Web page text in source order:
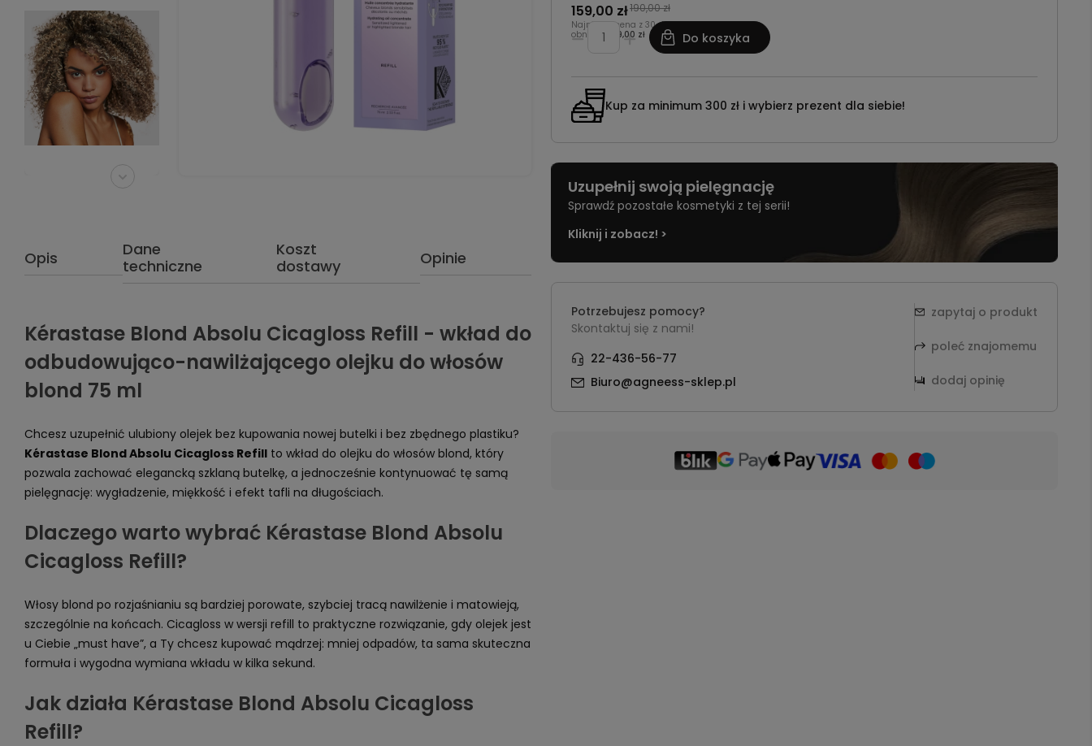
Opis
Dane
techniczne
Koszt
dostawy
Opinie
Kérastase Blond Absolu Cicagloss Refill - wkład do
odbudowująco-nawilżającego olejku do włosów
blond 75 ml
Chcesz uzupełnić ulubiony olejek bez kupowania nowej butelki i bez zbędnego plastiku?
Kérastase Blond Absolu Cicagloss Refillto wkład do olejku do włosów blond, który
pozwala zachować elegancką szklaną butelkę, a jednocześnie kontynuować tę samą
pielęgnację: wygładzenie, miękkość i efekt tafli na długościach.
Dlaczego warto wybrać Kérastase Blond Absolu
Cicagloss Refill?
Włosy blond po rozjaśnianiu są bardziej porowate, szybciej tracą nawilżenie i matowieją,
szczególnie na końcach. Cicagloss w wersji refill to praktyczne rozwiązanie, gdy olejek jest
u Ciebie „must have”, a Ty chcesz kupować mądrzej: mniej odpadów, ta sama skuteczna
formuła i wygodna wymiana wkładu w kilka sekund.
Jak działa Kérastase Blond Absolu Cicagloss
Refill?
159,00 zł190,00 zł
Najniższa cena z 30 dni przed
obniżką:
169,00 zł Do koszyka
Kup za minimum 300 zł i wybierz prezent dla siebie!
Uzupełnij swoją pielęgnację
Sprawdź pozostałe kosmetyki z tej serii!
Kliknij i zobacz! >
Potrzebujesz pomocy?
Skontaktuj się z nami!
22-436-56-77
Biuro@agneess-sklep.pl
zapytaj o produkt
poleć znajomemu
dodaj opinię